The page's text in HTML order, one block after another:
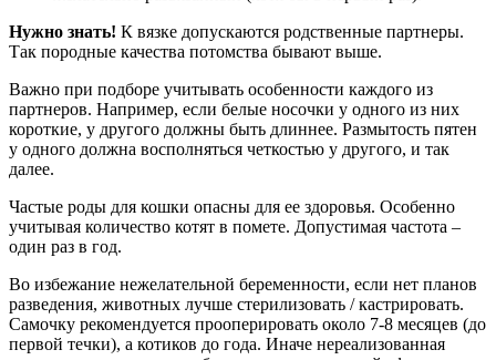
Нужно знать! К вязке допускаются родственные партнеры.
Так породные качества потомства бывают выше.
Важно при подборе учитывать особенности каждого из
партнеров. Например, если белые носочки у одного из них
короткие, у другого должны быть длиннее. Размытость пятен
у одного должна восполняться четкостью у другого, и так
далее.
Частые роды для кошки опасны для ее здоровья. Особенно
учитывая количество котят в помете. Допустимая частота –
один раз в год.
Во избежание нежелательной беременности, если нет планов
разведения, животных лучше стерилизовать / кастрировать.
Самочку рекомендуется прооперировать около 7-8 месяцев (до
первой течки), а котиков до года. Иначе нереализованная